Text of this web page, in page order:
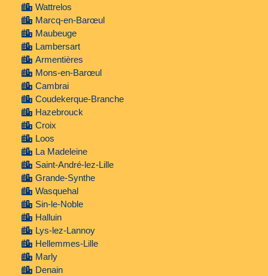
Wattrelos
Marcq-en-Barœul
Maubeuge
Lambersart
Armentières
Mons-en-Barœul
Cambrai
Coudekerque-Branche
Hazebrouck
Croix
Loos
La Madeleine
Saint-André-lez-Lille
Grande-Synthe
Wasquehal
Sin-le-Noble
Halluin
Lys-lez-Lannoy
Hellemmes-Lille
Marly
Denain